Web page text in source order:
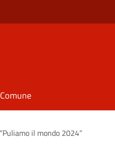
“Puliamo il mondo 2024”